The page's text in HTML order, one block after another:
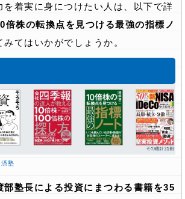
を着実に身につけたい人は、以下で詳
倍株の転換点を見つける最強の指標ノ
みてはいかがでしょうか。
塾
部塾長による投資にまつわる書籍を35